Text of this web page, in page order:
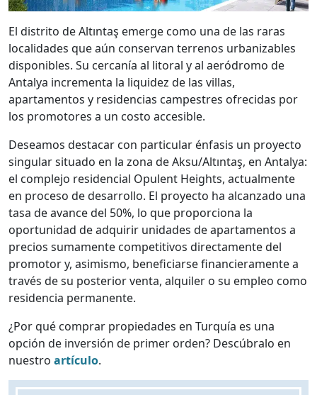
El distrito de Altıntaş emerge como una de las raras
localidades que aún conservan terrenos urbanizables
disponibles. Su cercanía al litoral y al aeródromo de
Antalya incrementa la liquidez de las villas,
apartamentos y residencias campestres ofrecidas por
los promotores a un costo accesible.
Deseamos destacar con particular énfasis un proyecto
singular situado en la zona de Aksu/Altıntaş, en Antalya:
el complejo residencial Opulent Heights, actualmente
en proceso de desarrollo. El proyecto ha alcanzado una
tasa de avance del 50%, lo que proporciona la
oportunidad de adquirir unidades de apartamentos a
precios sumamente competitivos directamente del
promotor y, asimismo, beneficiarse financieramente a
través de su posterior venta, alquiler o su empleo como
residencia permanente.
¿Por qué comprar propiedades en Turquía es una
opción de inversión de primer orden? Descúbralo en
nuestro artículo.